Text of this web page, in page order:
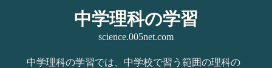
中学理科の学習
science.005net.com
中学理科の学習では、中学校で習う範囲の理科の